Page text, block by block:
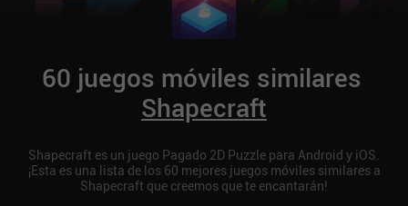
60 juegos móviles similares
Shapecraft
Shapecraft es un juego Pagado 2D Puzzle para Android y iOS.
¡Esta es una lista de los 60 mejores juegos móviles similares a
Shapecraft que creemos que te encantarán!